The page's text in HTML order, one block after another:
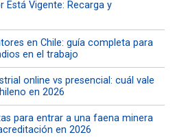
Está Vigente: Recarga y
en Chile: guía completa para
en el trabajo
online vs presencial: cuál vale
en 2026
para entrar a una faena minera
en 2026